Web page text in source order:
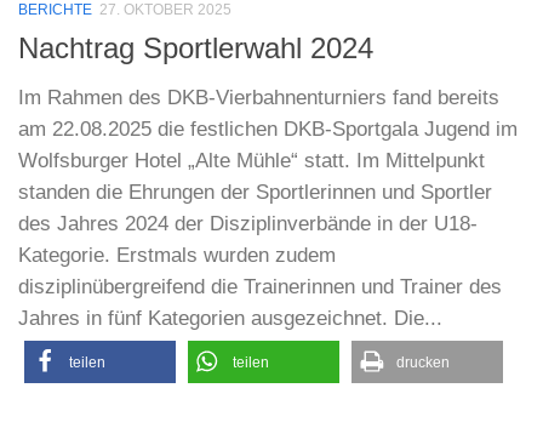
BERICHTE 27. OKTOBER 2025
Nachtrag Sportlerwahl 2024
Im Rahmen des DKB-Vierbahnenturniers fand bereits
am 22.08.2025 die festlichen DKB-Sportgala Jugend im
Wolfsburger Hotel „Alte Mühle“ statt. Im Mittelpunkt
standen die Ehrungen der Sportlerinnen und Sportler
des Jahres 2024 der Disziplinverbände in der U18-
Kategorie. Erstmals wurden zudem
disziplinübergreifend die Trainerinnen und Trainer des
Jahres in fünf Kategorien ausgezeichnet. Die...
teilen teilen drucken